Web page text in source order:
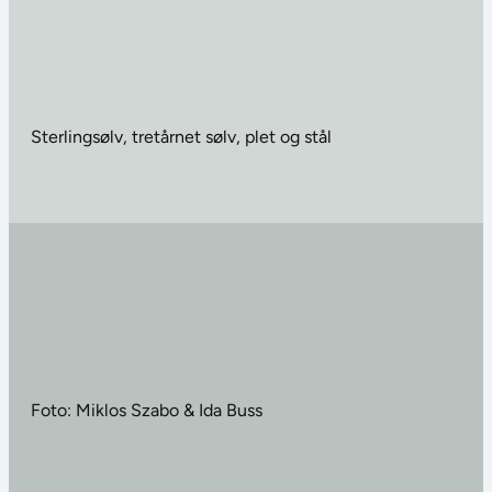
Sterlingsølv, tretårnet sølv, plet og stål
Foto: Miklos Szabo & Ida Buss